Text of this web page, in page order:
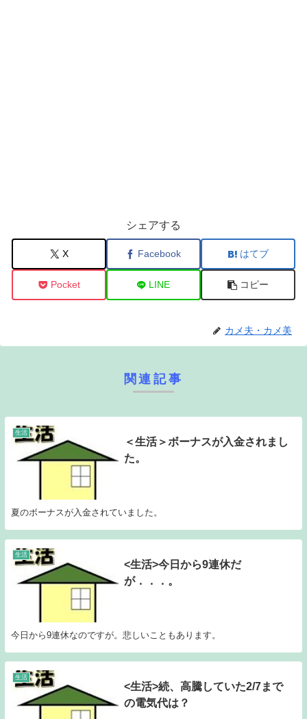
シェアする
X Facebook はてブ
Pocket LINE コピー
カメ夫・カメ美
関連記事
生活
＜生活＞ボーナスが入金されまし
た。
夏のボーナスが入金されていました。
生活
<生活>今日から9連休だ
が．．．。
今日から9連休なのですが。悲しいこともあります。
生活
<生活>続、高騰していた2/7まで
の電気代は？